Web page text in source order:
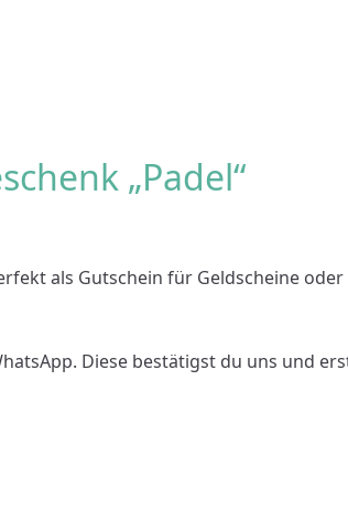
„Padel“
als Gutschein für Geldscheine
Diese bestätigst du uns und